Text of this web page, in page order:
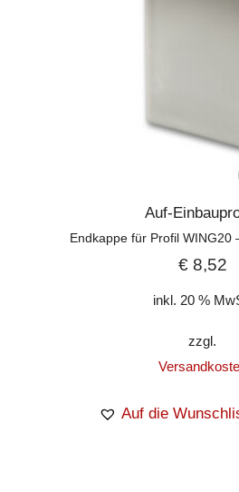
Auf-
Endkappe für Profil WING20
€8,52
inkl. 20 %
zzgl.
Auf die